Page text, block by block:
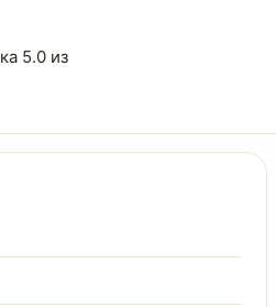
5.0 из